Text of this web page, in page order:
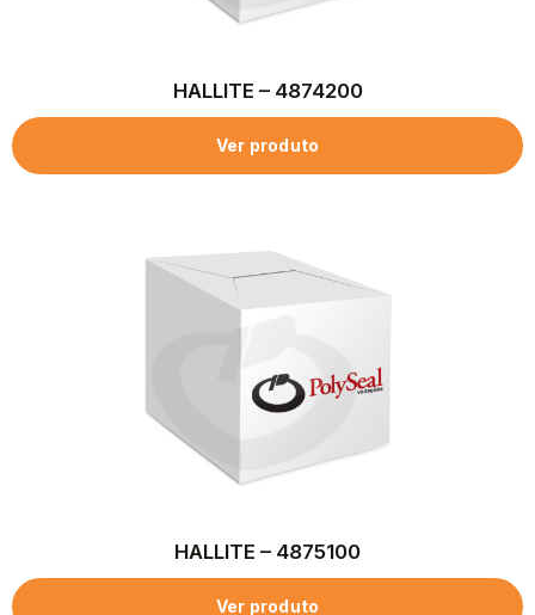
HALLITE – 4874200
Ver produto
HALLITE – 4875100
Ver produto